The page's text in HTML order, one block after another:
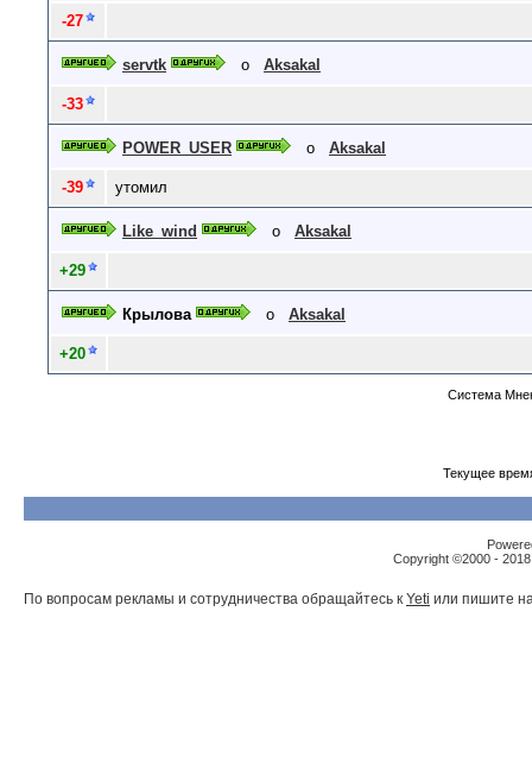
-27
servtk о Aksakal
-33
POWER_USER о Aksakal
-39 утомил
Like_wind о Aksakal
+29
Крылова о Aksakal
+20
Система
Текущее
Copyright ©2000 -
По вопросам рекламы и сотрудничества обращайтесь к Yeti или пишите